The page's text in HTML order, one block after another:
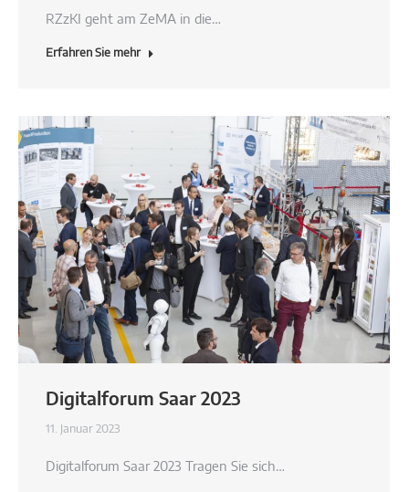
RZzKI geht am ZeMA in die…
Erfahren Sie mehr
Digitalforum Saar 2023
11. Januar 2023
Digitalforum Saar 2023 Tragen Sie sich…